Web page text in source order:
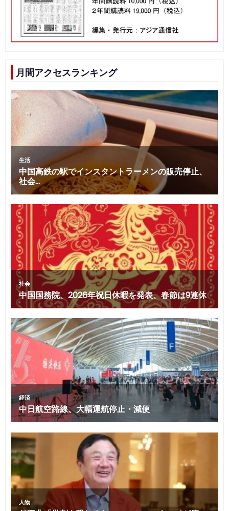
月間アクセスランキング